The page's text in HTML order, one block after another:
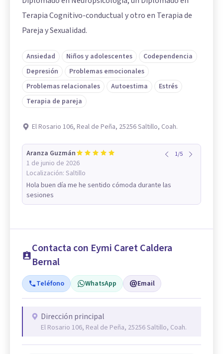
Terapia Cognitivo-conductual y otro en Terapia de
Pareja y Sexualidad.
Ansiedad Niños y adolescentes
Codependencia
Depresión
Problemas emocionales
Problemas relacionales
Autoestima
Estrés
Terapia de pareja
El Rosario 106, Real de Peña, 25256 Saltillo, Coah.
Aranza Guzmán
1 de junio de 2026
Localización: Saltillo
1/5
Hola buen día me he sentido cómoda durante las
sesiones
Contacta con Eymi Caret Caldera
Bernal
Teléfono WhatsApp Email
Dirección principal
El Rosario 106, Real de Peña, 25256 Saltillo, Coah.